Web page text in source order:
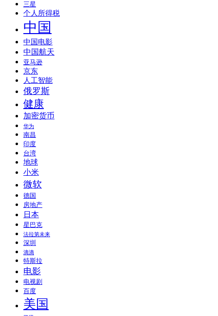
三星
个人所得税
中国
中国电影
中国航天
亚马逊
京东
人工智能
俄罗斯
健康
加密货币
华为
南昌
印度
台湾
地球
小米
微软
德国
房地产
日本
星巴克
法拉第未来
深圳
滴滴
特斯拉
电影
电视剧
百度
美国